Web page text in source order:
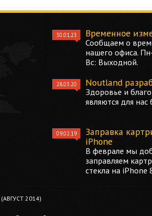
30.01.23 Временное
Сообщаем о
нашего офиса.
Вс: Выходной.
28.03.20 Noutland
Здоровье и
являются для
09.02.19
Заправка
iPhone
В феврале мы
заправляем
стекла на iPhone
2014)